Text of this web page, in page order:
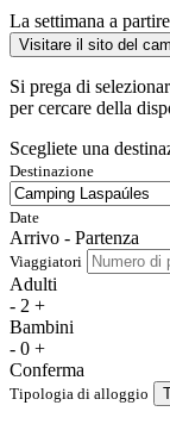
La settimana a
Visitare il sito del
Si prega di
per cercare della
Scegliete una
Destinazione
Date
Arrivo - Partenza
Viaggiatori
Adulti
- 2 +
Bambini
- 0 +
Conferma
Tipologia di alloggio